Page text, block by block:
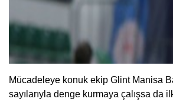
Mücadeleye konuk ekip Glint Manisa
sayılarıyla denge kurmaya çalışsa